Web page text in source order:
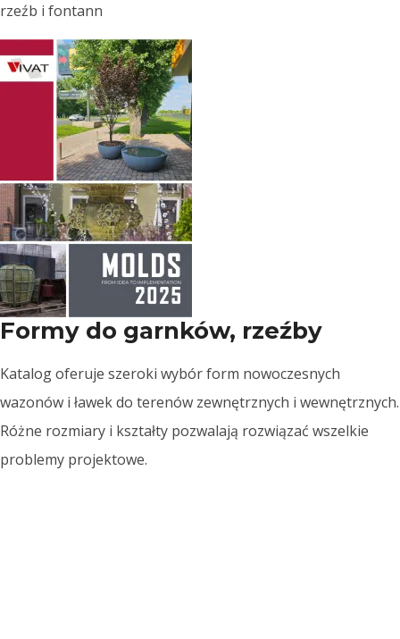
rzeźb i fontann
Formy do garnków, rzeźby
Katalog oferuje szeroki wybór form nowoczesnych
wazonów i ławek do terenów zewnętrznych i wewnętrznych.
Różne rozmiary i kształty pozwalają rozwiązać wszelkie
problemy projektowe.